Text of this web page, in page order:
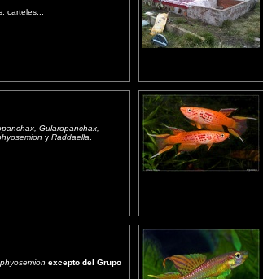
carteles...
Gularopanchax,
y Raddaella.
excepto del Grupo